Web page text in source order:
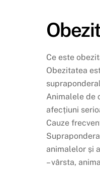
Ce este
Obezitatea
Animalele de
afecțiuni
Cauze
animalelor și
– vârsta,